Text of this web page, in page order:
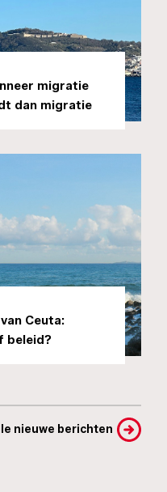
migratie
dan migratie
Ceuta:
beleid?
nieuwe berichten